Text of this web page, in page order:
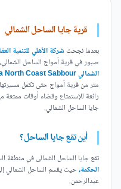
قرية جايا الساحل الشمالي
بعدما نجحت شركة الأهلي للتنمية
صبور في قرية أمواج الساحل
الشمالي Gaia North Coast Sabbour
متر من قرية أمواج حتى تكمل
رائعة للإستمتاع وقضاء أوقات
جايا الساحل الشمالي.
أين تقع جايا الساحل؟
تقع جايا الساحل الشمالى في منطقة
الحكمة،حيث يقسم الساحل الشمالي
عبدالرحمن.